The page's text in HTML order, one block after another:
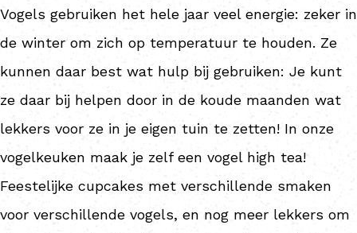
Vogels gebruiken het hele jaar veel energie: zeker in
de winter om zich op temperatuur te houden. Ze
kunnen daar best wat hulp bij gebruiken: Je kunt
ze daar bij helpen door in de koude maanden wat
lekkers voor ze in je eigen tuin te zetten! In onze
vogelkeuken maak je zelf een vogel high tea!
Feestelijke cupcakes met verschillende smaken
voor verschillende vogels, en nog meer lekkers om